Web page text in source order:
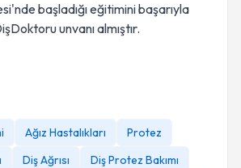
başladığı eğitimini başarıyla
unvanı almıştır.
Ağız Hastalıkları
Protez
Diş Ağrısı
Diş Protez Bakımı